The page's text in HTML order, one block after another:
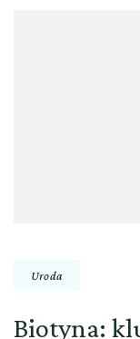
Uroda
Biotyna: